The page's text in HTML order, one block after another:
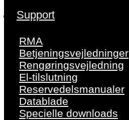
Support
RMA
Betjeningsvejledninger
Rengøringsvejledning
El-tilslutning
Reservedelsmanualer
Datablade
Specielle downloads